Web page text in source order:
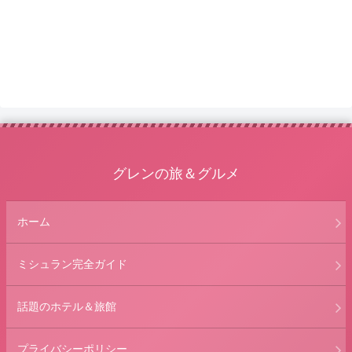
グレンの旅＆グルメ
ホーム
ミシュラン完全ガイド
話題のホテル＆旅館
プライバシーポリシー